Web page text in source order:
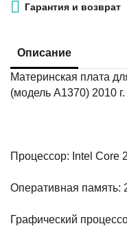
Гарантия и возврат
Описание
Материнская плата
(модель A1370) 2010 г.
Процессор: Intel Core
Оперативная память:
Графический